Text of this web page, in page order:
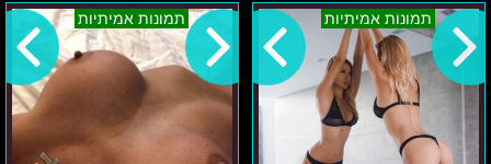
תמונות אמיתיות
מרגריטה
–
תא
תמונות אמיתיות
לנה
קריות